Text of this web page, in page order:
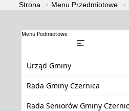
Strona Menu Przedmiotowe
Menu Podmiotowe
Urząd Gminy
Rada Gminy Czernica
Rada Seniorów Gminy